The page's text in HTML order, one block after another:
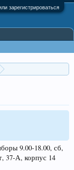
зарегистрироваться
9.00-18.00, сб,
37-А, корпус 14